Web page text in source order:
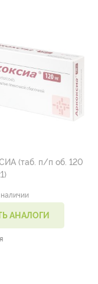
(таб. п/п об. 120
АНАЛОГИ